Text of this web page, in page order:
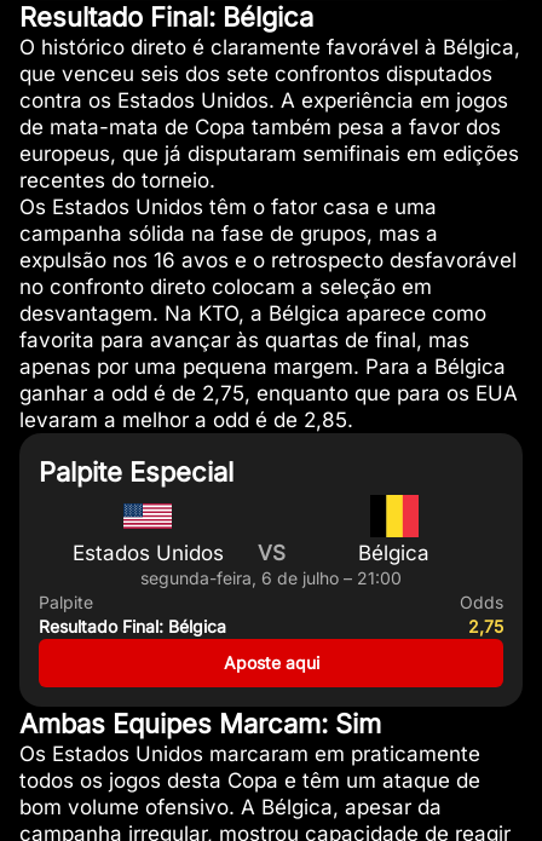
Resultado Final: Bélgica
O histórico direto é claramente favorável à Bélgica,
que venceu seis dos sete confrontos disputados
contra os Estados Unidos. A experiência em jogos
de mata-mata de Copa também pesa a favor dos
europeus, que já disputaram semifinais em edições
recentes do torneio.
Os Estados Unidos têm o fator casa e uma
campanha sólida na fase de grupos, mas a
expulsão nos 16 avos e o retrospecto desfavorável
no confronto direto colocam a seleção em
desvantagem. Na KTO, a Bélgica aparece como
favorita para avançar às quartas de final, mas
apenas por uma pequena margem. Para a Bélgica
ganhar a odd é de 2,75, enquanto que para os EUA
levaram a melhor a odd é de 2,85.
Palpite Especial
Estados Unidos VS Bélgica
segunda-feira, 6 de julho – 21:00
Palpite
Resultado Final: Bélgica
Odds
2,75
Aposte aqui
Ambas Equipes Marcam: Sim
Os Estados Unidos marcaram em praticamente
todos os jogos desta Copa e têm um ataque de
bom volume ofensivo. A Bélgica, apesar da
campanha irregular, mostrou capacidade de reagir